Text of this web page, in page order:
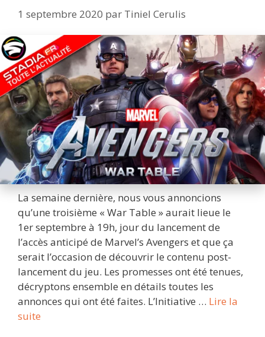
1 septembre 2020 par Tiniel Cerulis
La semaine dernière, nous vous annoncions
qu’une troisième « War Table » aurait lieue le
1er septembre à 19h, jour du lancement de
l’accès anticipé de Marvel’s Avengers et que ça
serait l’occasion de découvrir le contenu post-
lancement du jeu. Les promesses ont été tenues,
décryptons ensemble en détails toutes les
annonces qui ont été faites. L’Initiative … Lire la
suite